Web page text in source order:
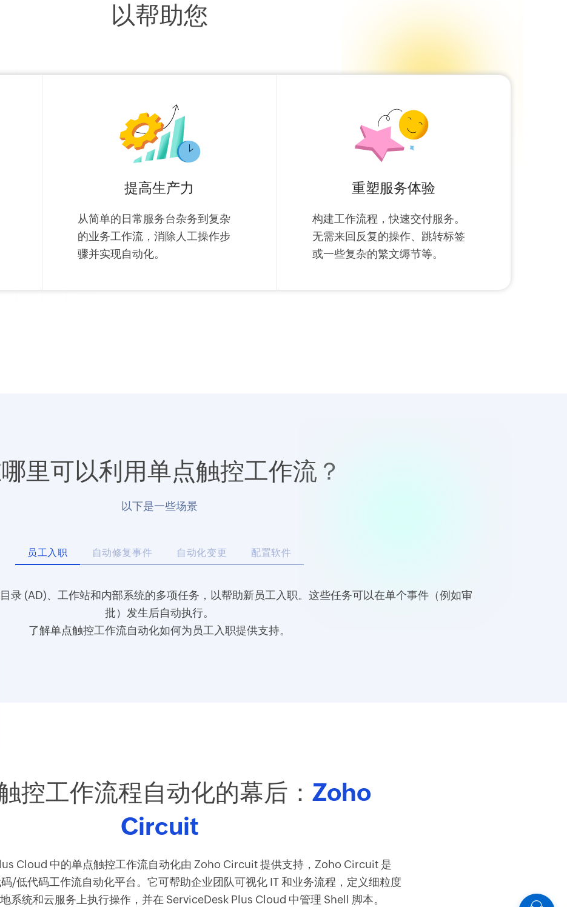
以帮助您
提高生产力
从简单的日常服务台杂务到复杂
的业务工作流，消除人工操作步
骤并实现自动化。
重塑服务体验
构建工作流程，快速交付服务。
无需来回反复的操作、跳转标签
或一些复杂的繁文缛节等。
里可以利用单点触控工作流？
以下是一些场景
员工入职 自动修复事件 自动化变更 配置软件
录 (AD)、工作站和内部系统的多项任务，以帮助新员工入职。这些任务可以在单个事件（例如审
批）发生后自动执行。
了解单点触控工作流自动化如何为员工入职提供支持。
控工作流程自动化的幕后： Zoho
Circuit
Cloud 中的单点触控工作流自动化由 Zoho Circuit 提供支持，Zoho Circuit 是
/低代码工作流自动化平台。它可帮助企业团队可视化 IT 和业务流程，定义细粒度
系统和云服务上执行操作，并在 ServiceDesk Plus Cloud 中管理 Shell 脚本。